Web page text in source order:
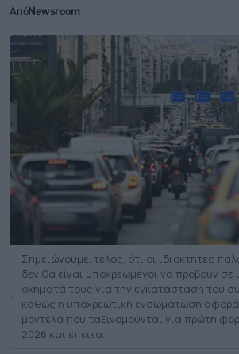
ΑπόNewsroom
Σημειώνουμε, τέλος, ότι οι ιδιοκτήτες
δεν θα είναι υποχρεωμένοι να προβούν
οχήματά τους για την εγκατάσταση του
καθώς η υποχρεωτική ενσωμάτωση αφορά
μοντέλα που ταξινομούνται για πρώτη
2026 και έπειτα.